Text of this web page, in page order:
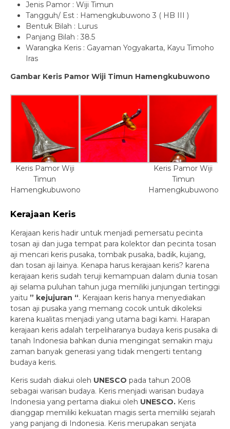
Jenis Pamor : Wiji Timun
Tangguh/ Est : Hamengkubuwono 3 ( HB III )
Bentuk Bilah : Lurus
Panjang Bilah : 38.5
Warangka Keris : Gayaman Yogyakarta, Kayu Timoho
Iras
Gambar Keris Pamor Wiji Timun Hamengkubuwono
Keris Pamor Wiji
Timun
Hamengkubuwono
Keris Pamor Wiji
Timun
Hamengkubuwono
Kerajaan Keris
Kerajaan keris hadir untuk menjadi pemersatu pecinta
tosan aji dan juga tempat para kolektor dan pecinta tosan
aji mencari keris pusaka, tombak pusaka, badik, kujang,
dan tosan aji lainya. Kenapa harus kerajaan keris? karena
kerajaan keris sudah teruji kemampuan dalam dunia tosan
aji selama puluhan tahun juga memiliki junjungan tertinggi
yaitu ” kejujuran “. Kerajaan keris hanya menyediakan
tosan aji pusaka yang memang cocok untuk dikoleksi
karena kualitas menjadi yang utama bagi kami. Harapan
kerajaan keris adalah terpeliharanya budaya keris pusaka di
tanah Indonesia bahkan dunia mengingat semakin maju
zaman banyak generasi yang tidak mengerti tentang
budaya keris.
Keris sudah diakui oleh UNESCO pada tahun 2008
sebagai warisan budaya. Keris menjadi warisan budaya
Indonesia yang pertama diakui oleh UNESCO. Keris
dianggap memiliki kekuatan magis serta memiliki sejarah
yang panjang di Indonesia. Keris merupakan senjata